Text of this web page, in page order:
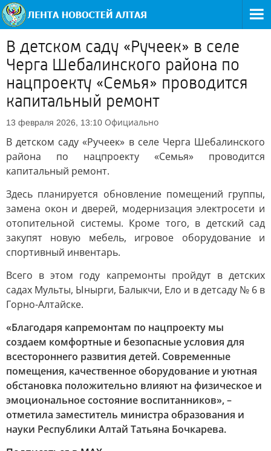
В детском саду «Ручеек» в селе
Черга Шебалинского района по
нацпроекту «Семья» проводится
капитальный ремонт
13 февраля 2026, 13:10 Официально
В детском саду «Ручеек» в селе Черга Шебалинского
района по нацпроекту «Семья» проводится
капитальный ремонт.
Здесь планируется обновление помещений группы,
замена окон и дверей, модернизация электросети и
отопительной системы. Кроме того, в детский сад
закупят новую мебель, игровое оборудование и
спортивный инвентарь.
Всего в этом году капремонты пройдут в детских
садах Мульты, Ынырги, Балыкчи, Ело и в детсаду № 6 в
Горно-Алтайске.
«Благодаря капремонтам по нацпроекту мы
создаем комфортные и безопасные условия для
всестороннего развития детей. Современные
помещения, качественное оборудование и уютная
обстановка положительно влияют на физическое и
эмоциональное состояние воспитанников», –
отметила заместитель министра образования и
науки Республики Алтай Татьяна Бочкарева.